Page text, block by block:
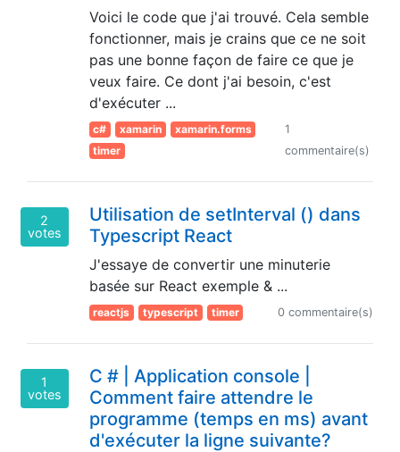
Voici le code que j'ai trouvé. Cela semble
fonctionner, mais je crains que ce ne soit
pas une bonne façon de faire ce que je
veux faire. Ce dont j'ai besoin, c'est
d'exécuter ...
c# xamarin
xamarin.forms
timer
1
commentaire(s)
2
votes
Utilisation de setInterval () dans
Typescript React
J'essaye de convertir une minuterie
basée sur React exemple & ...
reactjs typescript timer 0 commentaire(s)
1
votes
C # | Application console |
Comment faire attendre le
programme (temps en ms) avant
d'exécuter la ligne suivante?